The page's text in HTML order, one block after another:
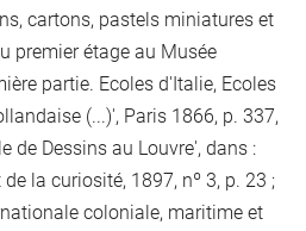
cartons, pastels miniatures et
premier étage au Musée
partie. Ecoles d'Italie, Ecoles
(...)', Paris 1866, p. 337,
de Dessins au Louvre', dans :
la curiosité, 1897, nº 3, p. 23 ;
coloniale, maritime et